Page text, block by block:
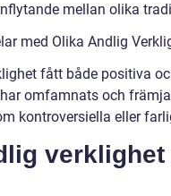
mellan olika
med Olika Andlig
fått både positiva
omfamnats och
kontroversiella eller
verklighet